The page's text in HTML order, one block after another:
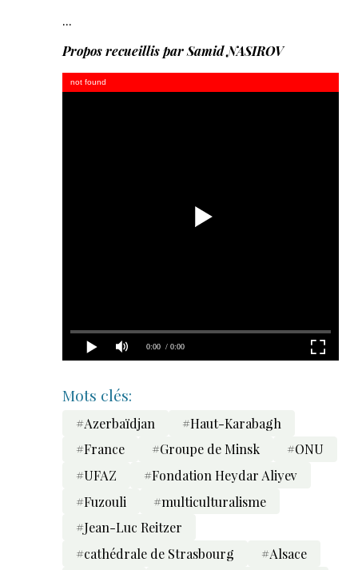
...
Propos recueillis par Samid NASIROV
Mots clés:
#Azerbaïdjan
#Haut-Karabagh
#France
#Groupe de Minsk
#ONU
#UFAZ
#Fondation Heydar Aliyev
#Fuzouli
#multiculturalisme
#Jean-Luc Reitzer
#cathédrale de Strasbourg
#Alsace